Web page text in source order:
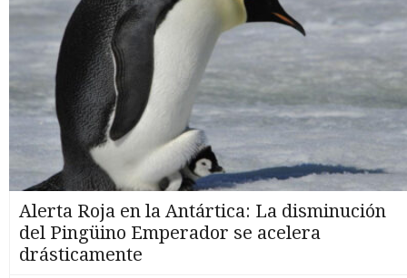
Alerta Roja en la Antártica: La disminución
del Pingüino Emperador se acelera
drásticamente